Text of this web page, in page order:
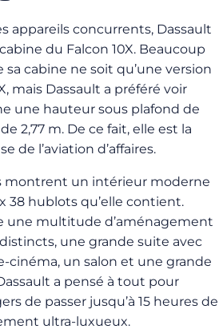
appareils concurrents, Dassault
du Falcon 10X. Beaucoup
sa cabine ne soit qu’une version
mais Dassault a préféré voir
une hauteur sous plafond de
2,77 m. De ce fait, elle est la
de l’aviation d’affaires.
montrent un intérieur moderne
38 hublots qu’elle contient.
une multitude d’aménagement
une grande suite avec
cinéma, un salon et une grande
a pensé à tout pour
de passer jusqu’à 15 heures de
ultra-luxueux.